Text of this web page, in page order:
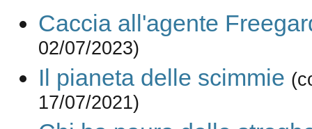
Caccia all'agente
02/07/2023)
Il pianeta delle scimmie
17/07/2021)